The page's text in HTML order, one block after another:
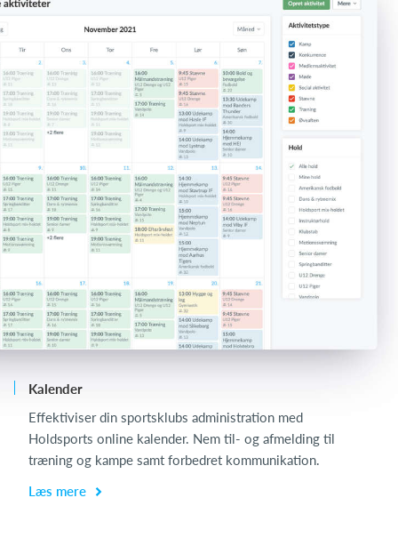
Kalender
Effektiviser din sportsklubs administration med
Holdsports online kalender. Nem til- og afmelding til
træning og kampe samt forbedret kommunikation.
Læs mere